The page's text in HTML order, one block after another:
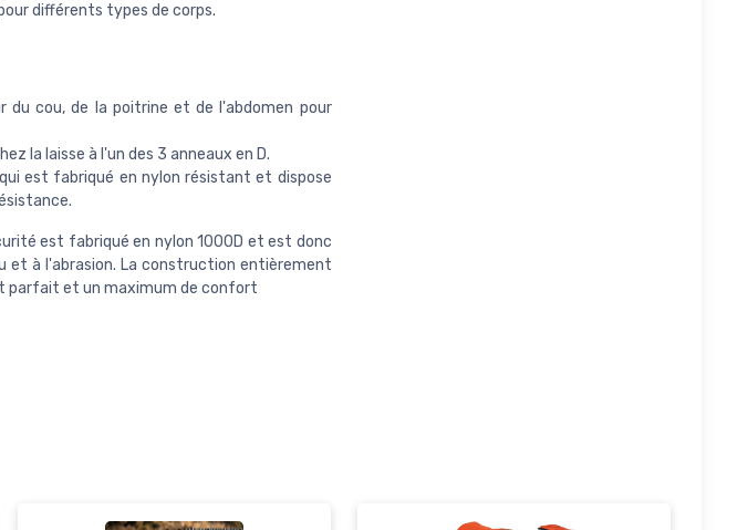
différents types de corps.
du cou, de la poitrine et de l'abdomen pour
la laisse à l'un des 3 anneaux en D.
est fabriqué en nylon résistant et dispose
est fabriqué en nylon 1000D et est donc
et à l'abrasion. La construction entièrement
parfait et un maximum de confort